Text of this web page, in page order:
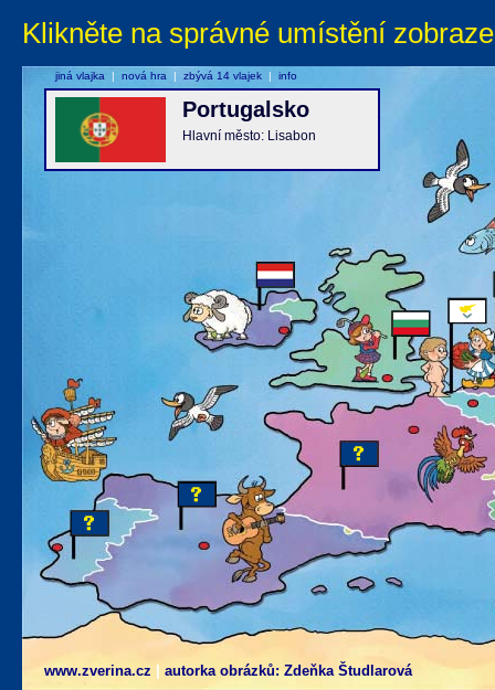
Klikněte na správné umístění
www.zverina.cz autorka obrázků: Zdeňka Študlarová
Portugalsko
Hlavní město: Lisabon
jiná vlajka | nová hra | zbývá 14 vlajek | info